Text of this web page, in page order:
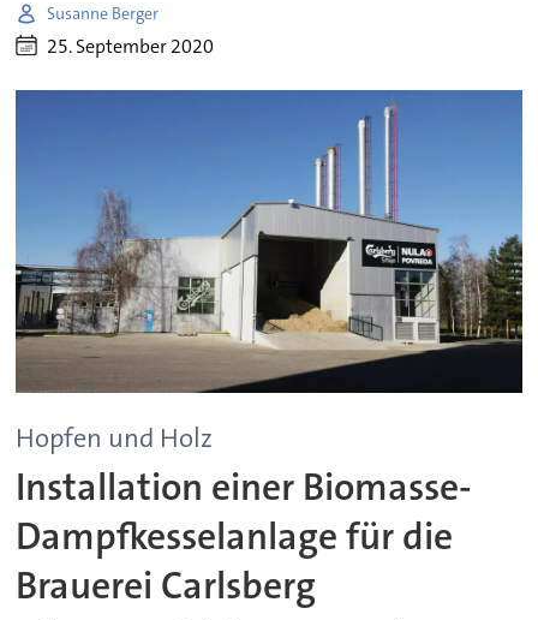
Susanne Berger
25. September 2020
Hopfen und Holz
Installation einer Biomasse-
Dampfkesselanlage für die
Brauerei Carlsberg